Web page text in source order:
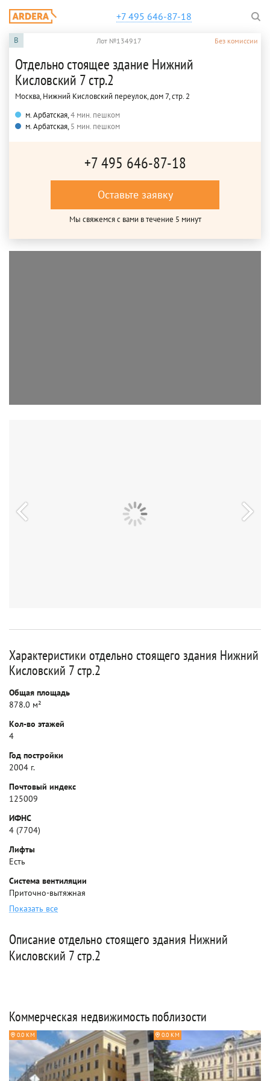
+7 495 646-87-18
B Лот №134917 Без комиссии
Отдельно стоящее здание Нижний
Кисловский 7 стр.2
Москва, Нижний Кисловский переулок, дом 7, стр. 2
м. Арбатская,4 мин. пешком
м. Арбатская,5 мин. пешком
+7 495 646-87-18
Оставьте заявку
Мы свяжемся с вами в течение 5 минут
Характеристики отдельно стоящего здания Нижний
Кисловский 7 стр.2
Общая площадь
878.0 м²
Кол-во этажей
4
Год постройки
2004 г.
Почтовый индекс
125009
ИФНС
4 (7704)
Лифты
Есть
Система вентиляции
Приточно-вытяжная
Показать все
Описание отдельно стоящего здания Нижний
Кисловский 7 стр.2
Коммерческая недвижимость поблизости
0.0 КМ 0.0 КМ